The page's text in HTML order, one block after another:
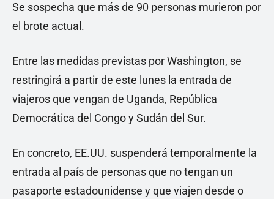
Se sospecha que más de 90 personas murieron por
el brote actual.
Entre las medidas previstas por Washington, se
restringirá a partir de este lunes la entrada de
viajeros que vengan de Uganda, República
Democrática del Congo y Sudán del Sur.
En concreto, EE.UU. suspenderá temporalmente la
entrada al país de personas que no tengan un
pasaporte estadounidense y que viajen desde o